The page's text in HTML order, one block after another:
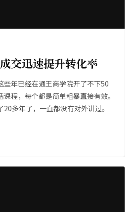
交迅速提升转化率
些年已经在通王商学院开了不下50
程，每个都是简单粗暴直接有效。
多年了，一直都没有对外讲过。